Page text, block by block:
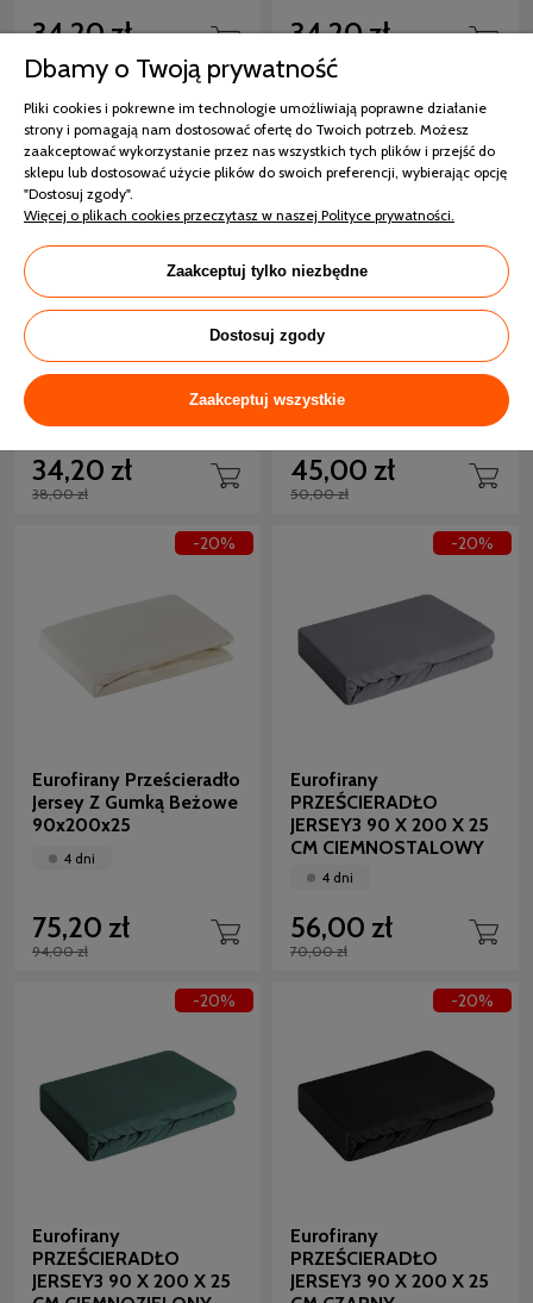
34,20 zł
38,00 zł
34,20 zł
38,00 zł
Darymex Prześcieradło
Jersey Z Gumką 041
Antracytowe 80x160
34,20 zł
38,00 zł
-10%
Darymex Prześcieradło
Frotte Z Gumką Szare
90x200
45,00 zł
50,00 zł
-10%
Eurofirany Prześcieradło
Jersey Z Gumką Beżowe
90x200x25
4 dni
75,20 zł
94,00 zł
-20%
Eurofirany
PRZEŚCIERADŁO
JERSEY3 90 X 200 X 25
CM CIEMNOSTALOWY
4 dni
56,00 zł
70,00 zł
-20%
Eurofirany
PRZEŚCIERADŁO
JERSEY3 90 X 200 X 25
-20%
Eurofirany
PRZEŚCIERADŁO
JERSEY3 90 X 200 X 25
-20%
Dbamy o Twoją prywatność
Pliki cookies i pokrewne im technologie umożliwiają poprawne działanie
strony i pomagają nam dostosować ofertę do Twoich potrzeb. Możesz
zaakceptować wykorzystanie przez nas wszystkich tych plików i przejść do
sklepu lub dostosować użycie plików do swoich preferencji, wybierając opcję
"Dostosuj zgody".
Więcej o plikach cookies przeczytasz w naszej Polityce prywatności.
Zaakceptuj tylko niezbędne
Dostosuj zgody
Zaakceptuj wszystkie